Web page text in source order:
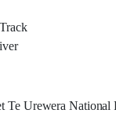
Te Urewera National